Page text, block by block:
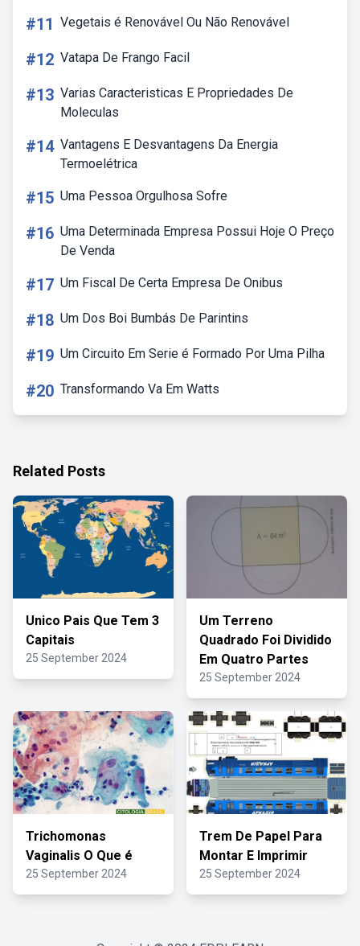
#11 Vegetais é Renovável Ou Não Renovável
#12 Vatapa De Frango Facil
#13 Varias Caracteristicas E Propriedades De
Moleculas
#14 Vantagens E Desvantagens Da Energia
Termoelétrica
#15 Uma Pessoa Orgulhosa Sofre
#16 Uma Determinada Empresa Possui Hoje O Preço
De Venda
#17 Um Fiscal De Certa Empresa De Onibus
#18 Um Dos Boi Bumbás De Parintins
#19 Um Circuito Em Serie é Formado Por Uma Pilha
#20 Transformando Va Em Watts
Related Posts
Unico Pais Que Tem 3
Capitais
25 September 2024
Um Terreno
Quadrado Foi Dividido
Em Quatro Partes
25 September 2024
Trichomonas
Vaginalis O Que é
25 September 2024
Trem De Papel Para
Montar E Imprimir
25 September 2024